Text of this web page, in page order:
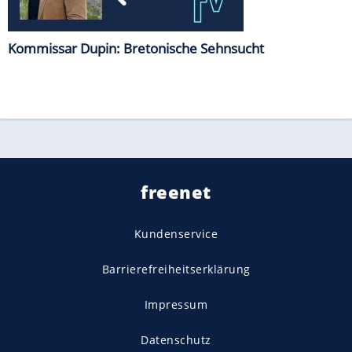
Kommissar Dupin: Bretonische Sehnsucht
freenet
Kundenservice
Barrierefreiheitserklärung
Impressum
Datenschutz